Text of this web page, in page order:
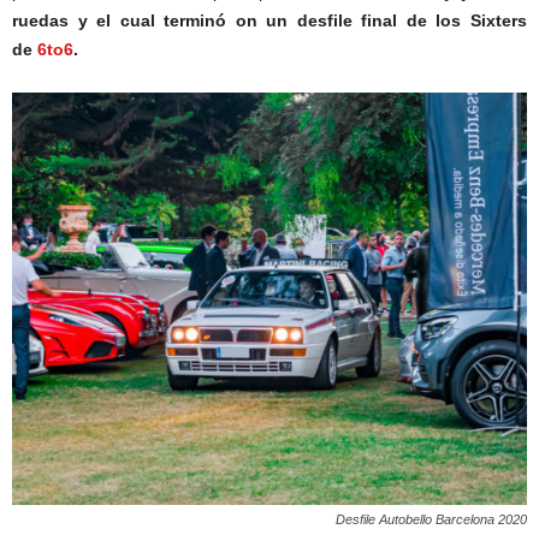
ruedas y el cual terminó on un desfile final de los Sixters
de 6to6.
Desfile Autobello Barcelona 2020